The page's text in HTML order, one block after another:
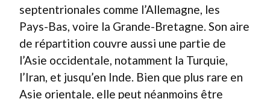
septentrionales comme l’Allemagne, les
Pays-Bas, voire la Grande-Bretagne. Son aire
de répartition couvre aussi une partie de
l’Asie occidentale, notamment la Turquie,
l’Iran, et jusqu’en Inde. Bien que plus rare en
Asie orientale, elle peut néanmoins être